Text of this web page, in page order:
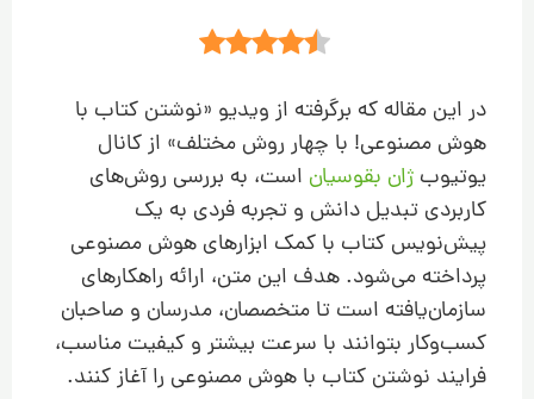
در این مقاله که برگرفته از ویدیو «نوشتن کتاب با
هوش مصنوعی! با چهار روش مختلف» از کانال
یوتیوب ژان بقوسیان است، به بررسی روش‌های
کاربردی تبدیل دانش و تجربه فردی به یک
پیش‌نویس کتاب با کمک ابزارهای هوش مصنوعی
پرداخته می‌شود. هدف این متن، ارائه راهکارهای
سازمان‌یافته است تا متخصصان، مدرسان و صاحبان
کسب‌وکار بتوانند با سرعت بیشتر و کیفیت مناسب،
فرایند نوشتن کتاب با هوش مصنوعی را آغاز کنند.